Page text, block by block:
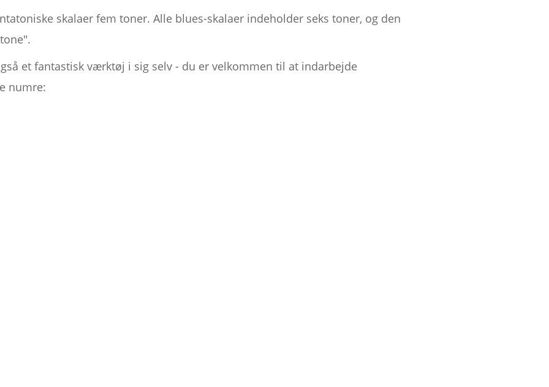
skalaer fem toner. Alle blues-skalaer indeholder seks toner, og den
et fantastisk værktøj i sig selv - du er velkommen til at indarbejde
numre: